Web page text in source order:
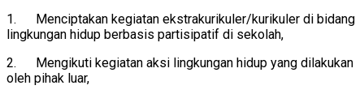
1. Menciptakan kegiatan ekstrakurikuler/kurikuler di bidang
lingkungan hidup berbasis partisipatif di sekolah,
2. Mengikuti kegiatan aksi lingkungan hidup yang dilakukan
oleh pihak luar,